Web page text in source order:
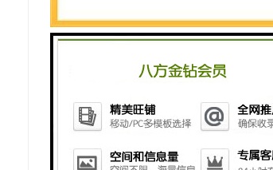
物业费:32元/平方米/月(含08:30-18:00
空调:塔楼为大金水冷VR∨空调系统
单层面积约1700平方米、可分割单元租
汉国中心租赁中心
低区7-13F、出租均价：150元/平方米/